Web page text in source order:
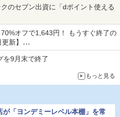
のセブン出資に「dポイント使える
70%オフで1,643円！ もうすぐ終了の
新】
「大神 絶景版」が67%オフで990円
を9月末で終了
もっと見る
が「ヨンデミーレベル本棚」を常